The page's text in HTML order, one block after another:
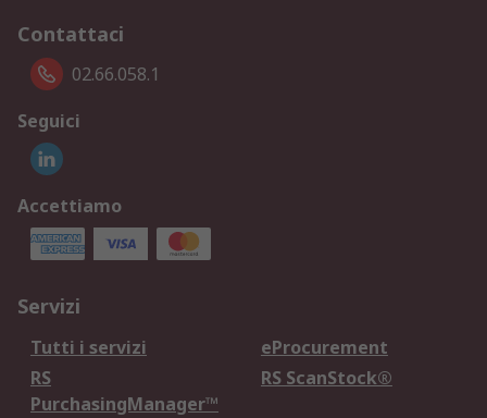
Contattaci
02.66.058.1
Seguici
Accettiamo
Servizi
Tutti i servizi
eProcurement
RS
PurchasingManager™
RS ScanStock®